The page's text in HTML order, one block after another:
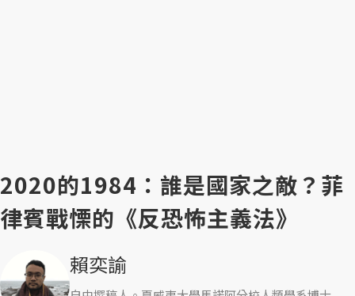
2020的1984：誰是國家之敵？菲
律賓戰慄的《反恐怖主義法》
賴奕諭